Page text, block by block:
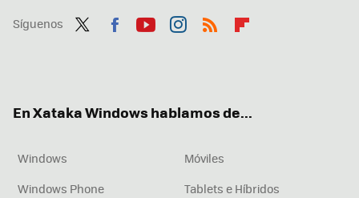
Síguenos
En Xataka Windows hablamos de...
Windows
Móviles
Windows Phone
Tablets e Híbridos